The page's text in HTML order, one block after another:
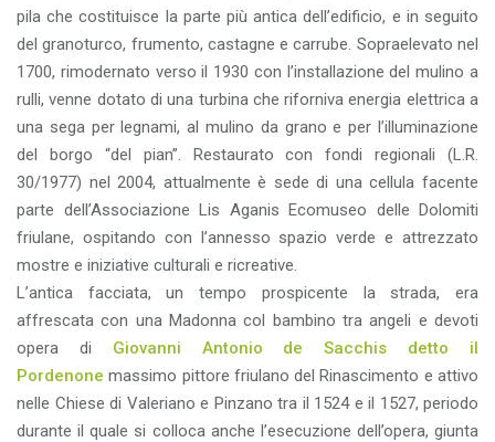
pila che costituisce la parte più antica dell’edificio, e in seguito
del granoturco, frumento, castagne e carrube. Sopraelevato nel
1700, rimodernato verso il 1930 con l’installazione del mulino a
rulli, venne dotato di una turbina che riforniva energia elettrica a
una sega per legnami, al mulino da grano e per l’illuminazione
del borgo “del pian”. Restaurato con fondi regionali (L.R.
30/1977) nel 2004, attualmente è sede di una cellula facente
parte dell’Associazione Lis Aganis Ecomuseo delle Dolomiti
friulane, ospitando con l’annesso spazio verde e attrezzato
mostre e iniziative culturali e ricreative.
L’antica facciata, un tempo prospicente la strada, era
affrescata con una Madonna col bambino tra angeli e devoti
opera di Giovanni Antonio de Sacchis detto il
Pordenone massimo pittore friulano del Rinascimento e attivo
nelle Chiese di Valeriano e Pinzano tra il 1524 e il 1527, periodo
durante il quale si colloca anche l’esecuzione dell’opera, giunta